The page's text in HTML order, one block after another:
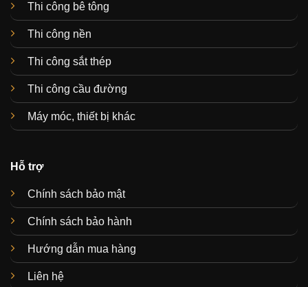
Thi công bê tông
Thi công nền
Thi công sắt thép
Thi công cầu đường
Máy móc, thiết bị khác
Hỗ trợ
Chính sách bảo mật
Chính sách bảo hành
Hướng dẫn mua hàng
Liên hệ